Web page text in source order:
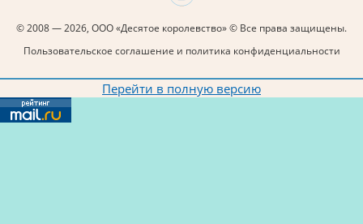
© 2008 — 2026, ООО «Десятое королевство» © Все права защищены.
Пользовательское соглашение и политика конфиденциальности
Перейти в полную версию